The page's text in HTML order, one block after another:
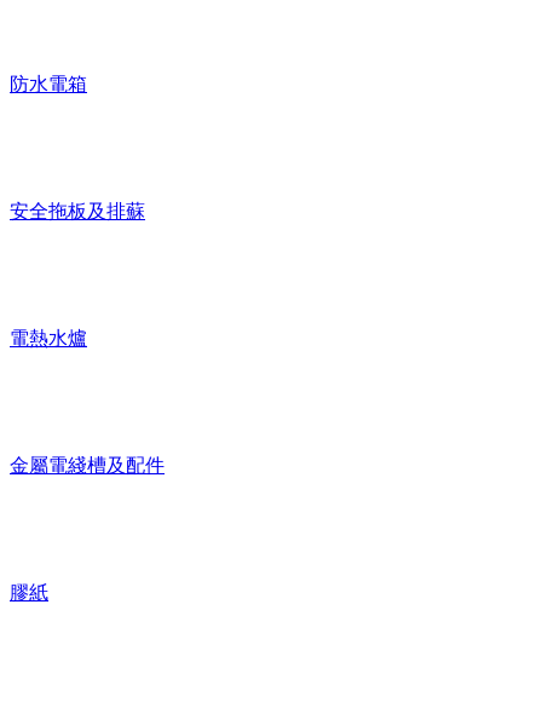
防水電箱
安全拖板及排蘇
電熱水爐
金屬電綫槽及配件
膠紙